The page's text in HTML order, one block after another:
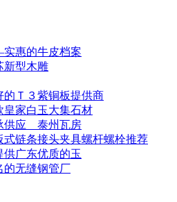
惠的牛皮档案
新型木雕
Ｔ３紫铜板提供商
皇家白玉大集石材
供应 泰州瓦房
式链条接头夹具螺杆螺栓推荐
广东优质的玉
的无缝钢管厂